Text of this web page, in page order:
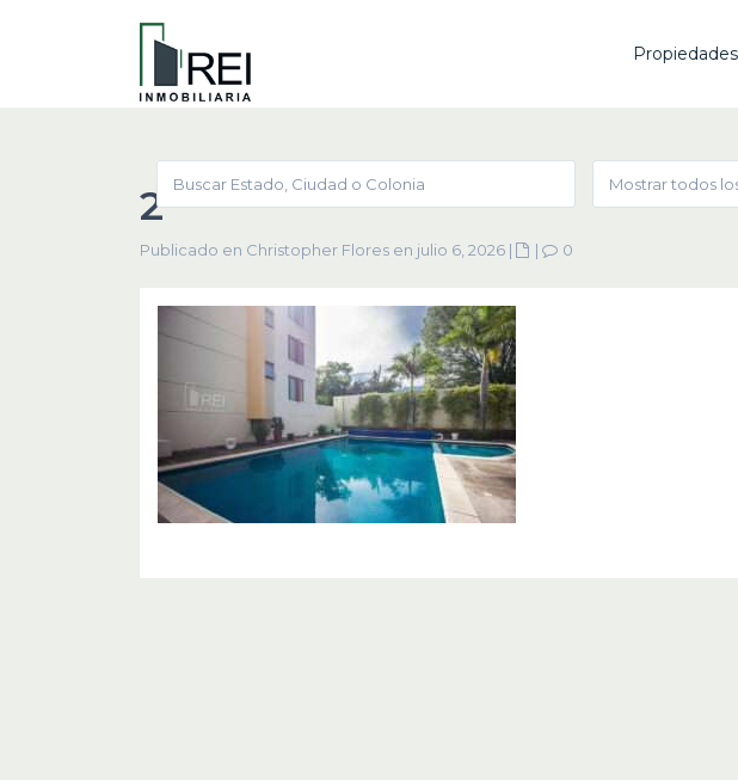
Propiedades
Mostrar todos
2
Publicado en Christopher Flores en julio 6, 2026 | | 0